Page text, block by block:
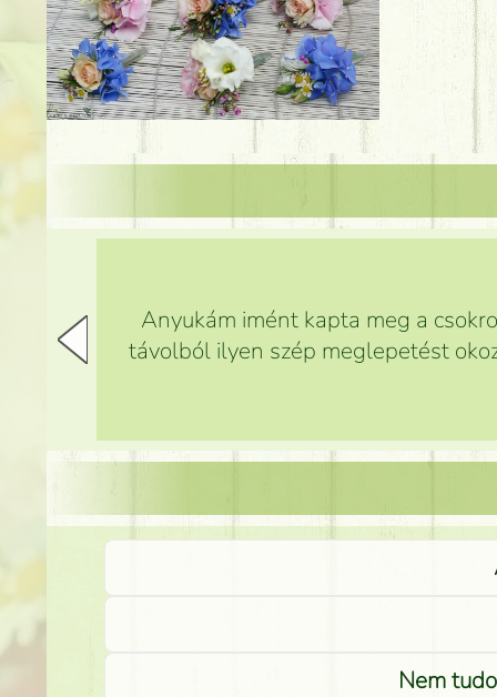
Anyukám imént kapta meg a
távolból ilyen szép meglepetést
Nem